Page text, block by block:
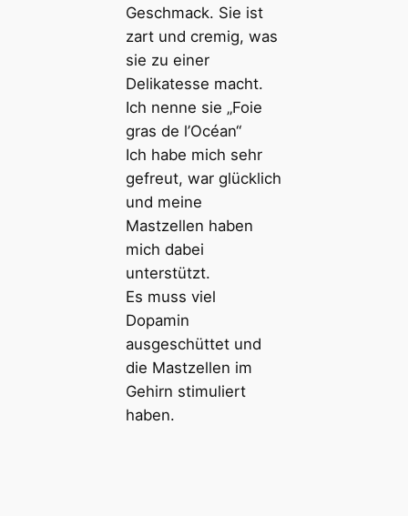
Geschmack. Sie ist
zart und cremig, was
sie zu einer
Delikatesse macht.
Ich nenne sie „Foie
gras de l’Océan“
Ich habe mich sehr
gefreut, war glücklich
und meine
Mastzellen haben
mich dabei
unterstützt.
Es muss viel
Dopamin
ausgeschüttet und
die Mastzellen im
Gehirn stimuliert
haben.